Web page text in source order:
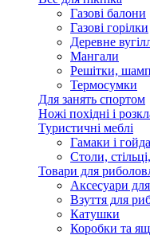
Газові балони
Газові горілки
Деревне
Мангали
Решітки,
Термосумки
Для занять спортом
Ножі похідні і
Туристичні меблі
Гамаки і
Столи,
Товари для
Аксесуари
Взуття для
Катушки
Коробки та